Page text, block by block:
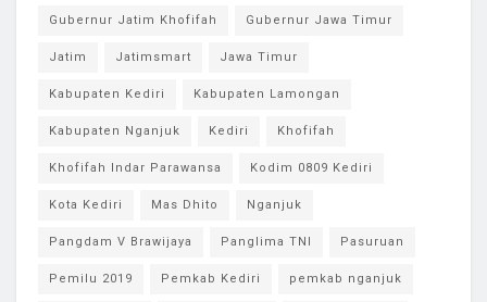
Gubernur Jatim Khofifah Gubernur Jawa Timur
Jatim Jatimsmart Jawa Timur
Kabupaten Kediri Kabupaten Lamongan
Kabupaten Nganjuk Kediri Khofifah
Khofifah Indar Parawansa Kodim 0809 Kediri
Kota Kediri Mas Dhito Nganjuk
Pangdam V Brawijaya Panglima TNI Pasuruan
Pemilu 2019 Pemkab Kediri pemkab nganjuk